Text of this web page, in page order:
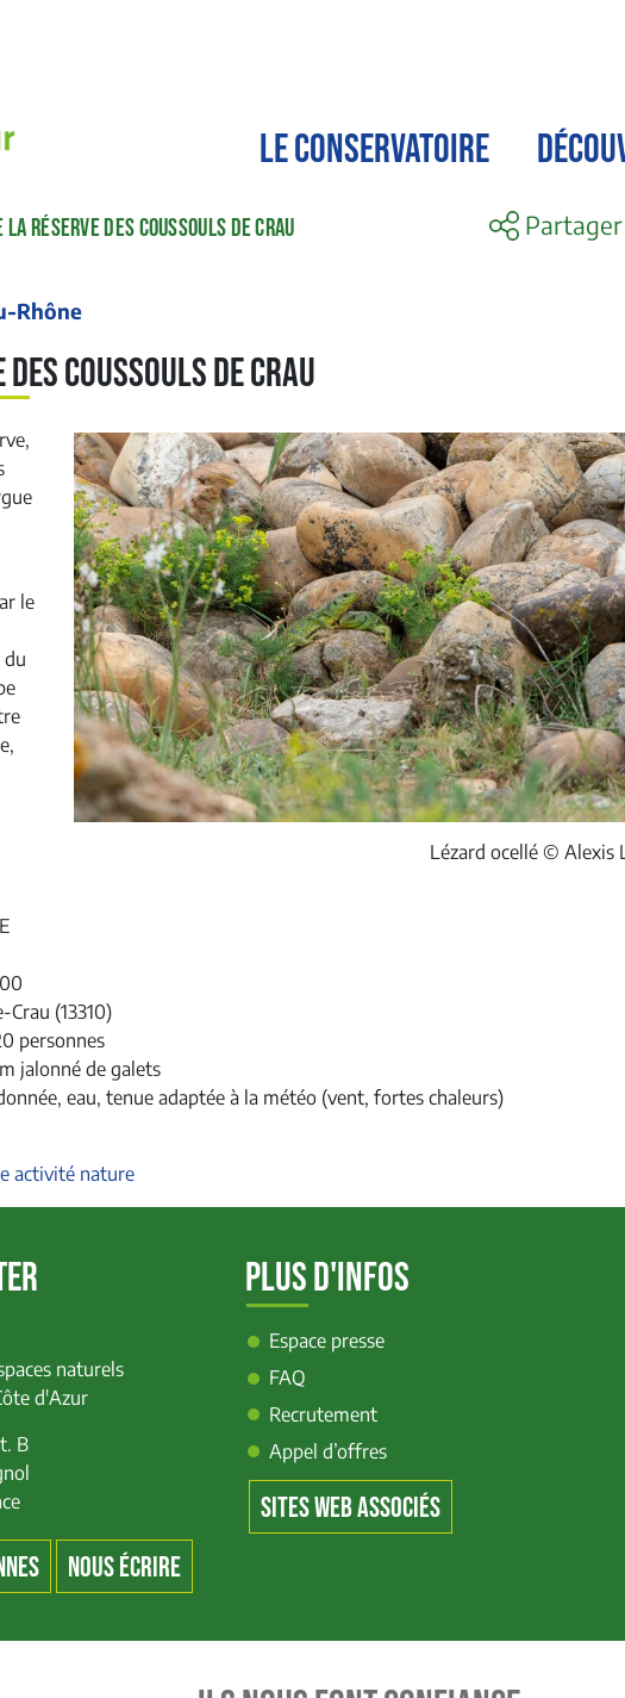
LE CONSERVATOIRE
RÉSERVE DES COUSSOULS DE CRAU Partager
Rhône
coussouls de Crau
Lézard ocellé © Alexis
le
du
(13310)
personnes
jalonné de galets
eau, tenue adaptée à la météo (vent, fortes chaleurs)
activité nature
naturels
d'Azur
B
NOUS ÉCRIRE
PLUS D'INFOS
Espace presse
FAQ
Recrutement
Appel d’offres
SITES WEB ASSOCIÉS